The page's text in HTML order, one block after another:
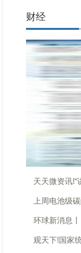
财经
天天微资讯!“
上周电池级
环球新消息
观天下!国家